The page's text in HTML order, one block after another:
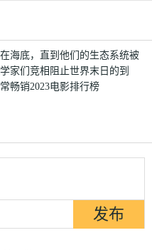
海底，直到他们的生态系统被
家们竞相阻止世界末日的到
畅销2023电影排行榜